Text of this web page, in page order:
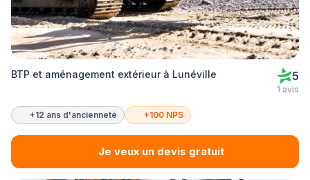
BTP et aménagement extérieur à Lunéville 5
1 avis
+12 ans d'ancienneté +100 NPS
Je veux un devis gratuit